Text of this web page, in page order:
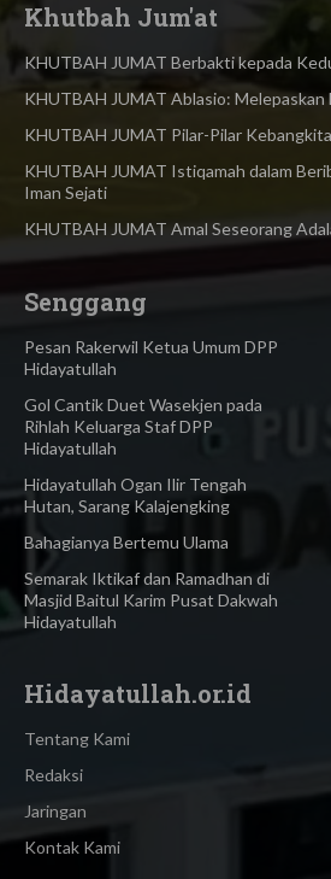
Khutbah Jum'at
KHUTBAH JUMAT Berbakti kepada
KHUTBAH JUMAT Ablasio: Melepaskan
KHUTBAH JUMAT Pilar-Pilar
KHUTBAH JUMAT Istiqamah dalam
Iman Sejati
KHUTBAH JUMAT Amal Seseorang
Senggang
Pesan Rakerwil Ketua Umum DPP
Hidayatullah
Gol Cantik Duet Wasekjen pada
Rihlah Keluarga Staf DPP
Hidayatullah
Hidayatullah Ogan Ilir Tengah
Hutan, Sarang Kalajengking
Bahagianya Bertemu Ulama
Semarak Iktikaf dan Ramadhan di
Masjid Baitul Karim Pusat Dakwah
Hidayatullah
Hidayatullah.or.id
Tentang Kami
Redaksi
Jaringan
Kontak Kami